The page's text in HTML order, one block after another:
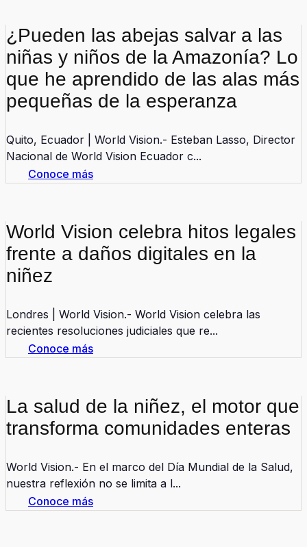
¿Pueden las abejas salvar a las
niñas y niños de la Amazonía? Lo
que he aprendido de las alas más
pequeñas de la esperanza
Quito, Ecuador | World Vision.- Esteban Lasso, Director
Nacional de World Vision Ecuador c...
Conoce más
World Vision celebra hitos legales
frente a daños digitales en la
niñez
Londres | World Vision.- World Vision celebra las
recientes resoluciones judiciales que re...
Conoce más
La salud de la niñez, el motor que
transforma comunidades enteras
World Vision.- En el marco del Día Mundial de la Salud,
nuestra reflexión no se limita a l...
Conoce más